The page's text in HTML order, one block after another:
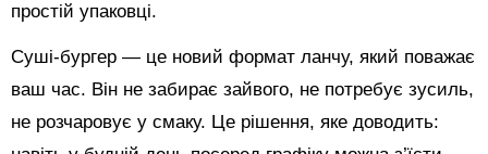
простій упаковці.
Суші-бургер — це новий формат ланчу, який поважає
ваш час. Він не забирає зайвого, не потребує зусиль,
не розчаровує у смаку. Це рішення, яке доводить: